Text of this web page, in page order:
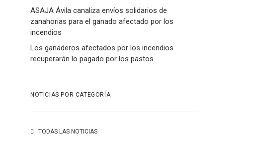
ASAJA Ávila canaliza envíos solidarios de
zanahorias para el ganado afectado por los
incendios
Los ganaderos afectados por los incendios
recuperarán lo pagado por los pastos
NOTICIAS POR CATEGORÍA
TODAS LAS NOTICIAS